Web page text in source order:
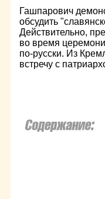
Гашпарович
обсудить
Действительно,
во время
по-русски. Из
встречу с